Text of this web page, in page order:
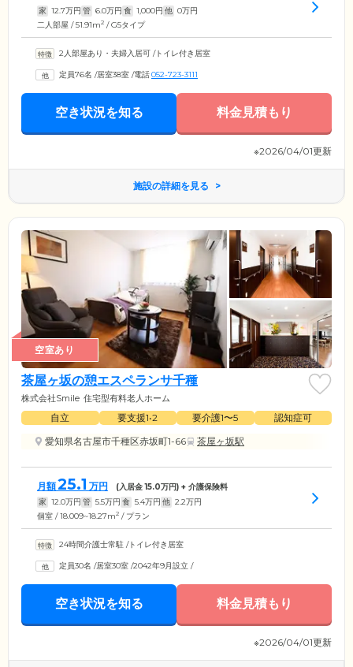
家 12.7万円 管 6.0万円 食 1,000円 他 0万円
二人部屋 / 51.91m2 / G5タイプ
2人部屋あり・夫婦入居可 /トイレ付き居室
定員76名 /居室38室 /電話052-723-3111
空き状況を知る 料金見積もり
※2026/04/01更新
施設の詳細を見る
空室あり
茶屋ヶ坂の憩エスペランサ千種
株式会社Smile 住宅型有料老人ホーム
自立 要支援1•2 要介護1〜5
認知症可
愛知県名古屋市千種区赤坂町1-66
茶屋ヶ坂駅
月額25.1 万円 (入居金15.0万円) + 介護保険料
家 12.0万円 管 5.5万円 食 5.4万円 他 2.2万円
個室 / 18.009~18.27m2 / プラン
24時間介護士常駐 /トイレ付き居室
定員30名 /居室30室 /2042年9月設立 /
空き状況を知る 料金見積もり
※2026/04/01更新